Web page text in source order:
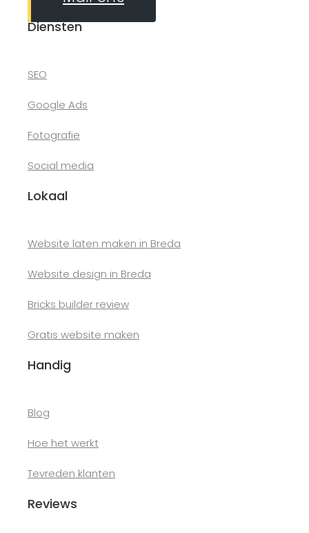
Diensten
SEO
Google Ads
Fotografie
Social media
Lokaal
Website laten maken in Breda
Website design in Breda
Bricks builder review
Gratis website maken
Handig
Blog
Hoe het werkt
Tevreden klanten
Reviews